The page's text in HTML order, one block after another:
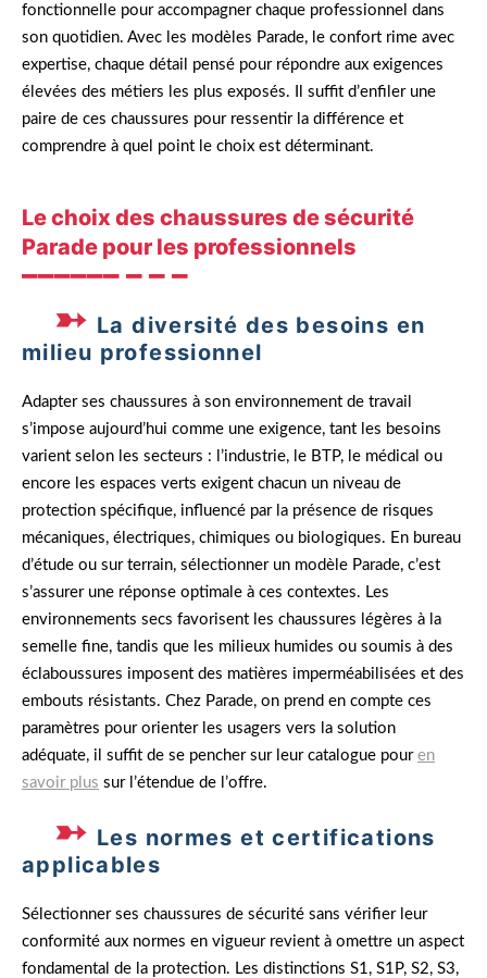
fonctionnelle pour accompagner chaque professionnel dans
son quotidien. Avec les modèles Parade, le confort rime avec
expertise, chaque détail pensé pour répondre aux exigences
élevées des métiers les plus exposés. Il suffit d’enfiler une
paire de ces chaussures pour ressentir la différence et
comprendre à quel point le choix est déterminant.
Le choix des chaussures de sécurité
Parade pour les professionnels
La diversité des besoins en
milieu professionnel
Adapter ses chaussures à son environnement de travail
s’impose aujourd’hui comme une exigence, tant les besoins
varient selon les secteurs : l’industrie, le BTP, le médical ou
encore les espaces verts exigent chacun un niveau de
protection spécifique, influencé par la présence de risques
mécaniques, électriques, chimiques ou biologiques. En bureau
d’étude ou sur terrain, sélectionner un modèle Parade, c’est
s’assurer une réponse optimale à ces contextes. Les
environnements secs favorisent les chaussures légères à la
semelle fine, tandis que les milieux humides ou soumis à des
éclaboussures imposent des matières imperméabilisées et des
embouts résistants. Chez Parade, on prend en compte ces
paramètres pour orienter les usagers vers la solution
adéquate, il suffit de se pencher sur leur catalogue pour en
savoir plus sur l’étendue de l’offre.
Les normes et certifications
applicables
Sélectionner ses chaussures de sécurité sans vérifier leur
conformité aux normes en vigueur revient à omettre un aspect
fondamental de la protection. Les distinctions S1, S1P, S2, S3,